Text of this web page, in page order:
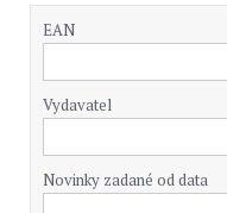
EAN
Vydavatel
Novinky zadané od data